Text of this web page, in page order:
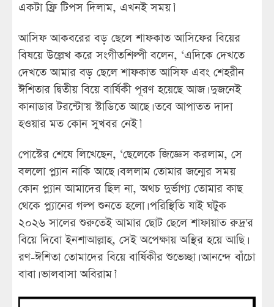
একটা ফ্রি টিপস দিলাম, এখনই সময়।’
আসিফ আকবরের বড় ছেলে শাফকাত আসিফের বিয়ের
বিষয়ে উল্লেখ করে সংগীতশিল্পী বলেন, ‘এদিকে দেখতে
দেখতে আমার বড় ছেলে শাফকাত আসিফ এবং শেহরীন
ঈশিতার দ্বিতীয় বিয়ে বার্ষিকী পূরণ হয়েছে আজ। দুজনেই
কানাডার টরন্টো'য় স্টাডিতে আছে। তবে আপাতত দাদা
হওয়ার মত কোন সুখবর নেই।’
পোস্টের শেষে লিখেছেন, ‘ছেলেকে জিজ্ঞেস করলাম, সে
বললো প্ল্যান নাকি আছে। বললাম তোমার জন্মের সময়
কোন প্ল্যান আমাদের ছিল না, অথচ দুর্ভাগ্য তোমার কাছ
থেকে প্ল্যানের গল্প শুনতে হলো। পরিস্থিতি যাই ঘটুক
২০২৬ সালের শুরুতেই আমার ছোট ছেলে শাফায়াত রুদ্র'র
বিয়ে দিবো ইনশাআল্লাহ, সেই অপেক্ষায় অস্থির হয়ে আছি।
রণ-ঈশিতা তোমাদের বিয়ে বার্ষিকীর শুভেচ্ছা। আনন্দে বাঁচো
বাবা। ভালবাসা অবিরাম।’